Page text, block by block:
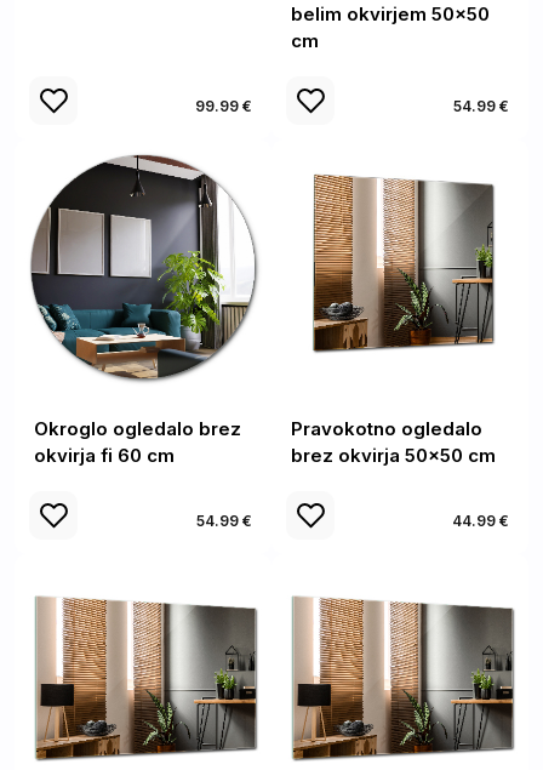
99.99 €
belim okvirjem 50x50
cm
54.99 €
Okroglo ogledalo brez
okvirja fi 60 cm
54.99 €
Pravokotno ogledalo
brez okvirja 50x50 cm
44.99 €